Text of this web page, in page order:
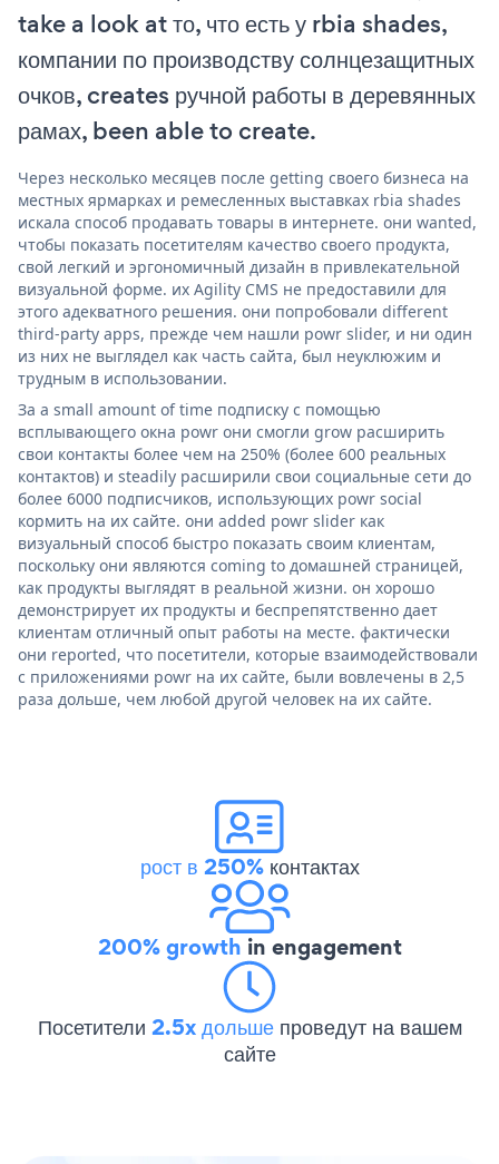
take a look at то, что есть у rbia shades,
компании по производству солнцезащитных
очков, creates ручной работы в деревянных
рамах, been able to create.
Через несколько месяцев после getting своего бизнеса на
местных ярмарках и ремесленных выставках rbia shades
искала способ продавать товары в интернете. они wanted,
чтобы показать посетителям качество своего продукта,
свой легкий и эргономичный дизайн в привлекательной
визуальной форме. их Agility CMS не предоставили для
этого адекватного решения. они попробовали different
third-party apps, прежде чем нашли powr slider, и ни один
из них не выглядел как часть сайта, был неуклюжим и
трудным в использовании.
За a small amount of time подписку с помощью
всплывающего окна powr они смогли grow расширить
свои контакты более чем на 250% (более 600 реальных
контактов) и steadily расширили свои социальные сети до
более 6000 подписчиков, использующих powr social
кормить на их сайте. они added powr slider как
визуальный способ быстро показать своим клиентам,
поскольку они являются coming to домашней страницей,
как продукты выглядят в реальной жизни. он хорошо
демонстрирует их продукты и беспрепятственно дает
клиентам отличный опыт работы на месте. фактически
они reported, что посетители, которые взаимодействовали
с приложениями powr на их сайте, были вовлечены в 2,5
раза дольше, чем любой другой человек на их сайте.
рост в 250%контактах
200% growth in engagement
Посетители 2.5x дольше проведут на вашем
сайте